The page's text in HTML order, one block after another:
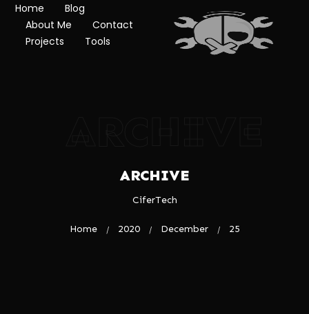
Home
Blog
About Me
Contact
Projects
Tools
ARCHIVE
CiferTech
Home / 2020 / December / 25